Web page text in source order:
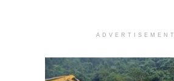
ADVERTISEMENT